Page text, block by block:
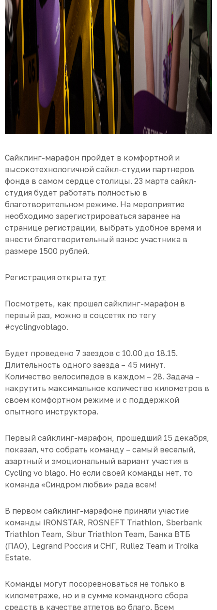
Сайклинг-марафон пройдет в комфортной и
высокотехнологичной сайкл-студии партнеров
фонда в самом сердце столицы. 23 марта сайкл-
студия будет работать полностью в
благотворительном режиме. На мероприятие
необходимо зарегистрироваться заранее на
странице регистрации, выбрать удобное время и
внести благотворительный взнос участника в
размере 1500 рублей.
Регистрация открыта тут
Посмотреть, как прошел сайклинг-марафон в
первый раз, можно в соцсетях по тегу
#cyclingvoblago.
Будет проведено 7 заездов с 10.00 до 18.15.
Длительность одного заезда – 45 минут.
Количество велосипедов в каждом – 28. Задача –
накрутить максимальное количество километров в
своем комфортном режиме и с поддержкой
опытного инструктора.
Первый сайклинг-марафон, прошедший 15 декабря,
показал, что собрать команду – самый веселый,
азартный и эмоциональный вариант участия в
Cycling vo blago. Но если своей команды нет, то
команда «Синдром любви» рада всем!
В первом сайклинг-марафоне приняли участие
команды IRONSTAR, ROSNEFT Triathlon, Sberbank
Triathlon Team, Sibur Triathlon Team, Банка ВТБ
(ПАО), Legrand Россия и СНГ, Rullez Team и Troika
Estate.
Команды могут посоревноваться не только в
километраже, но и в сумме командного сбора
средств в качестве атлетов во благо. Всем